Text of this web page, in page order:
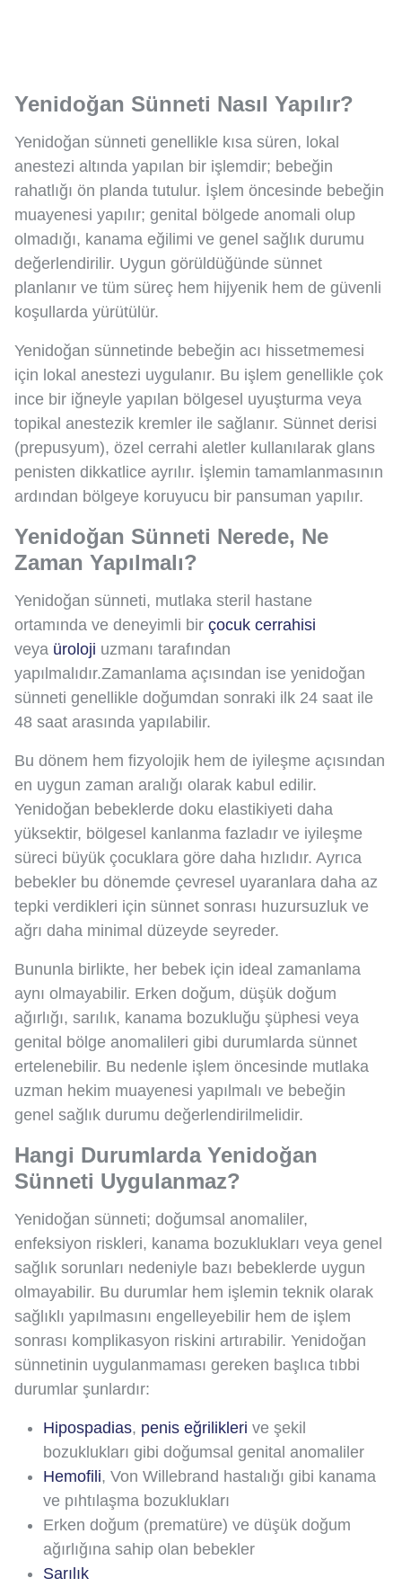
Yenidoğan Sünneti Nasıl Yapılır?
Yenidoğan sünneti genellikle kısa süren, lokal
anestezi altında yapılan bir işlemdir; bebeğin
rahatlığı ön planda tutulur. İşlem öncesinde bebeğin
muayenesi yapılır; genital bölgede anomali olup
olmadığı, kanama eğilimi ve genel sağlık durumu
değerlendirilir. Uygun görüldüğünde sünnet
planlanır ve tüm süreç hem hijyenik hem de güvenli
koşullarda yürütülür.
Yenidoğan sünnetinde bebeğin acı hissetmemesi
için lokal anestezi uygulanır. Bu işlem genellikle çok
ince bir iğneyle yapılan bölgesel uyuşturma veya
topikal anestezik kremler ile sağlanır. Sünnet derisi
(prepusyum), özel cerrahi aletler kullanılarak glans
penisten dikkatlice ayrılır. İşlemin tamamlanmasının
ardından bölgeye koruyucu bir pansuman yapılır.
Yenidoğan Sünneti Nerede, Ne
Zaman Yapılmalı?
Yenidoğan sünneti, mutlaka steril hastane
ortamında ve deneyimli bir çocuk cerrahisi
veya üroloji uzmanı tarafından
yapılmalıdır.Zamanlama açısından ise yenidoğan
sünneti genellikle doğumdan sonraki ilk 24 saat ile
48 saat arasında yapılabilir.
Bu dönem hem fizyolojik hem de iyileşme açısından
en uygun zaman aralığı olarak kabul edilir.
Yenidoğan bebeklerde doku elastikiyeti daha
yüksektir, bölgesel kanlanma fazladır ve iyileşme
süreci büyük çocuklara göre daha hızlıdır. Ayrıca
bebekler bu dönemde çevresel uyaranlara daha az
tepki verdikleri için sünnet sonrası huzursuzluk ve
ağrı daha minimal düzeyde seyreder.
Bununla birlikte, her bebek için ideal zamanlama
aynı olmayabilir. Erken doğum, düşük doğum
ağırlığı, sarılık, kanama bozukluğu şüphesi veya
genital bölge anomalileri gibi durumlarda sünnet
ertelenebilir. Bu nedenle işlem öncesinde mutlaka
uzman hekim muayenesi yapılmalı ve bebeğin
genel sağlık durumu değerlendirilmelidir.
Hangi Durumlarda Yenidoğan
Sünneti Uygulanmaz?
Yenidoğan sünneti; doğumsal anomaliler,
enfeksiyon riskleri, kanama bozuklukları veya genel
sağlık sorunları nedeniyle bazı bebeklerde uygun
olmayabilir. Bu durumlar hem işlemin teknik olarak
sağlıklı yapılmasını engelleyebilir hem de işlem
sonrası komplikasyon riskini artırabilir. Yenidoğan
sünnetinin uygulanmaması gereken başlıca tıbbi
durumlar şunlardır:
Hipospadias, penis eğrilikleri ve şekil
bozuklukları gibi doğumsal genital anomaliler
Hemofili, Von Willebrand hastalığı gibi kanama
ve pıhtılaşma bozuklukları
Erken doğum (prematüre) ve düşük doğum
ağırlığına sahip olan bebekler
Sarılık